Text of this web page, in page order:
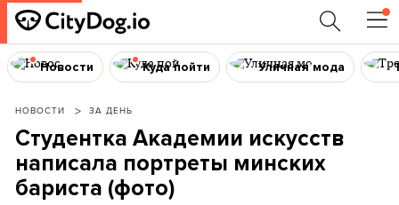
Новости Куда пойти Уличная мода
НОВОСТИ ЗА ДЕНЬ
Студентка Академии искусств
написала портреты минских
бариста (фото)